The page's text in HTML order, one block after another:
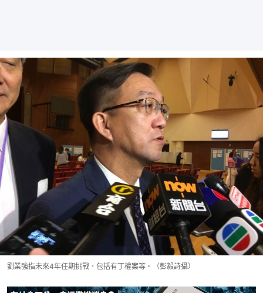
劉業強指未來4年任期挑戰，包括有丁權案等。（彭毅詩攝）